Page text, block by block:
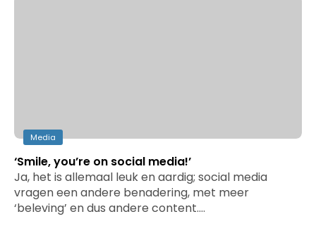
Media
‘Smile, you’re on social media!’
Ja, het is allemaal leuk en aardig; social media
vragen een andere benadering, met meer
‘beleving’ en dus andere content.…